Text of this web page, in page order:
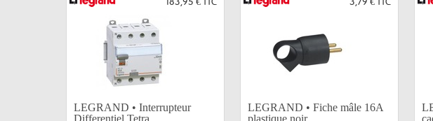
183,95 € TTC
LEGRAND • Interrupteur
Differentiel Tetra...
3,79 € TTC
LEGRAND • Fiche mâle 16A
plastique noir